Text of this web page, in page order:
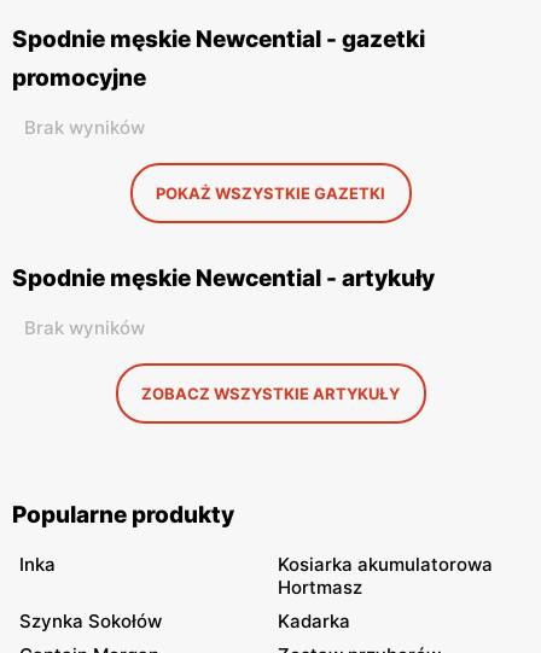
Spodnie męskie Newcential - gazetki
promocyjne
Brak wyników
POKAŻ WSZYSTKIE GAZETKI
Spodnie męskie Newcential - artykuły
Brak wyników
ZOBACZ WSZYSTKIE ARTYKUŁY
Popularne produkty
Inka
Kosiarka akumulatorowa
Hortmasz
Szynka Sokołów
Kadarka